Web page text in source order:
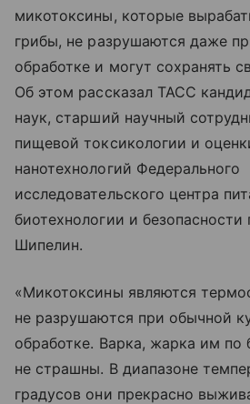
микотоксины, которые
грибы, не разрушаются даже
обработке и могут сохранять
Об этом рассказал ТАСС
наук, старший научный
пищевой токсикологии и
нанотехнологий Федерального
исследовательского центра
биотехнологии и
Шипелин.
«Микотоксины являются
не разрушаются при обычной
обработке. Варка, жарка им по
не страшны. В диапазоне
градусов они прекрасно